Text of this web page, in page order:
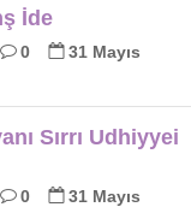
İde
0
31 Mayıs
Sırrı Udhiyyei
0
31 Mayıs